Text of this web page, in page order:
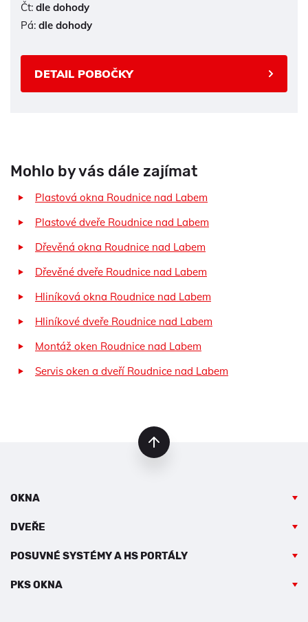
Čt: dle dohody
Pá: dle dohody
DETAIL POBOČKY
Mohlo by vás dále zajímat
Plastová okna Roudnice nad Labem
Plastové dveře Roudnice nad Labem
Dřevěná okna Roudnice nad Labem
Dřevěné dveře Roudnice nad Labem
Hliníková okna Roudnice nad Labem
Hliníkové dveře Roudnice nad Labem
Montáž oken Roudnice nad Labem
Servis oken a dveří Roudnice nad Labem
OKNA
DVEŘE
POSUVNÉ SYSTÉMY A HS PORTÁLY
PKS OKNA